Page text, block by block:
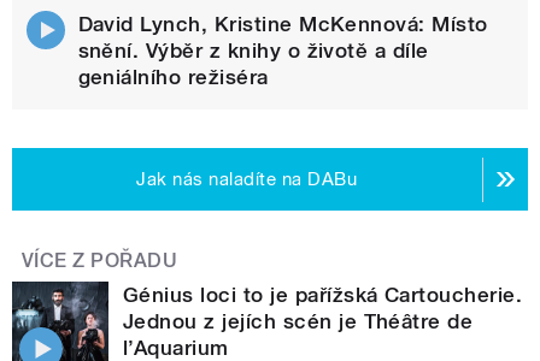
David Lynch, Kristine McKennová: Místo
snění. Výběr z knihy o životě a díle
geniálního režiséra
Jak nás naladíte na DABu
VÍCE Z POŘADU
Génius loci to je pařížská Cartoucherie.
Jednou z jejích scén je Théâtre de
l’Aquarium